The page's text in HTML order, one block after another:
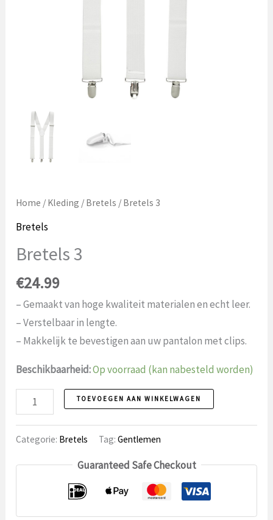
Home / Kleding / Bretels / Bretels 3
Bretels
Bretels 3
€24.99
– Gemaakt van hoge kwaliteit materialen en echt leer.
– Verstelbaar in lengte.
– Makkelijk te bevestigen aan uw pantalon met clips.
Beschikbaarheid:Op voorraad (kan nabesteld worden)
Bretels
3
aantal
TOEVOEGEN AAN WINKELWAGEN
Categorie: Bretels Tag:Gentlemen
Guaranteed Safe Checkout